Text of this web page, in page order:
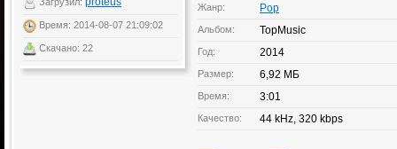
Время: 2014-08-07 21:09:02
Скачано: 22
Жанр: Pop
Альбом: TopMusic
Год: 2014
Размер: 6,92 МБ
Время: 3:01
Качество: 44 kHz, 320 kbps